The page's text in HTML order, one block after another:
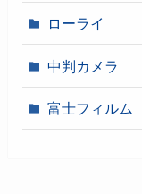
ローライ
中判カメラ
富士フィルム